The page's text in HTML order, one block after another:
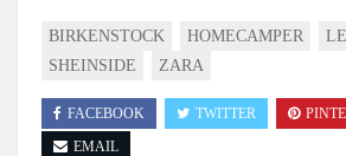
BIRKENSTOCK HOMECAMPER
SHEINSIDE
ZARA
FACEBOOK TWITTER
EMAIL